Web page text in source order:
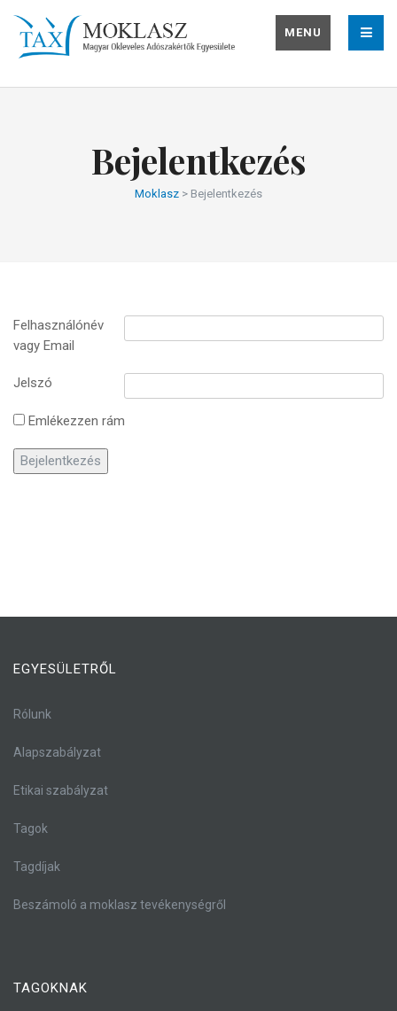
MENU
Bejelentkezés
Moklasz > Bejelentkezés
Felhasználónév
vagy Email
Jelszó
Emlékezzen rám
EGYESÜLETRŐL
Rólunk
Alapszabályzat
Etikai szabályzat
Tagok
Tagdíjak
Beszámoló a moklasz tevékenységről
TAGOKNAK